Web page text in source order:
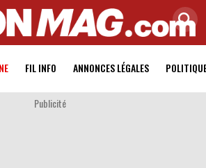
FIL INFO ANNONCES LÉGALES
Publicité